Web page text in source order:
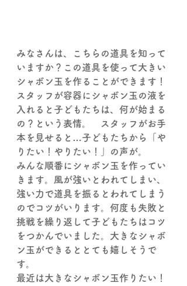
みなさんは、こちらの道具を知って
いますか？この道具を使って大きい
シャボン玉を作ることができます！
スタッフが容器にシャボン玉の液を
入れると子どもたちは、何が始まる
の？という表情。　スタッフがお手
本を見せると…子どもたちから「や
りたい！やりたい！」の声が。
みんな順番にシャボン玉を作ってい
きます。風が強いとわれてしまい、
強い力で道具を振るとわれてしまう
のでコツがいります。何度も失敗と
挑戦を繰り返して子どもたちはコツ
をつかんでいました。大きなシャボ
ン玉ができるととても嬉しそうで
す。
最近は大きなシャボン玉作りたい！